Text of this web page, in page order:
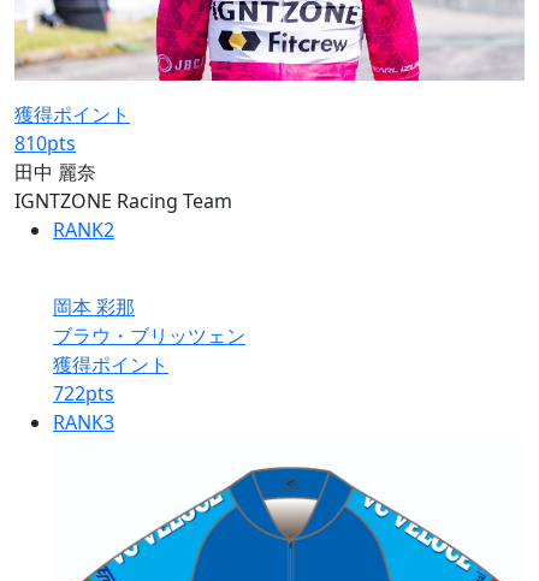
獲得ポイント
810pts
田中 麗奈
IGNTZONE Racing Team
RANK2
岡本 彩那
ブラウ・ブリッツェン
獲得ポイント
722pts
RANK3